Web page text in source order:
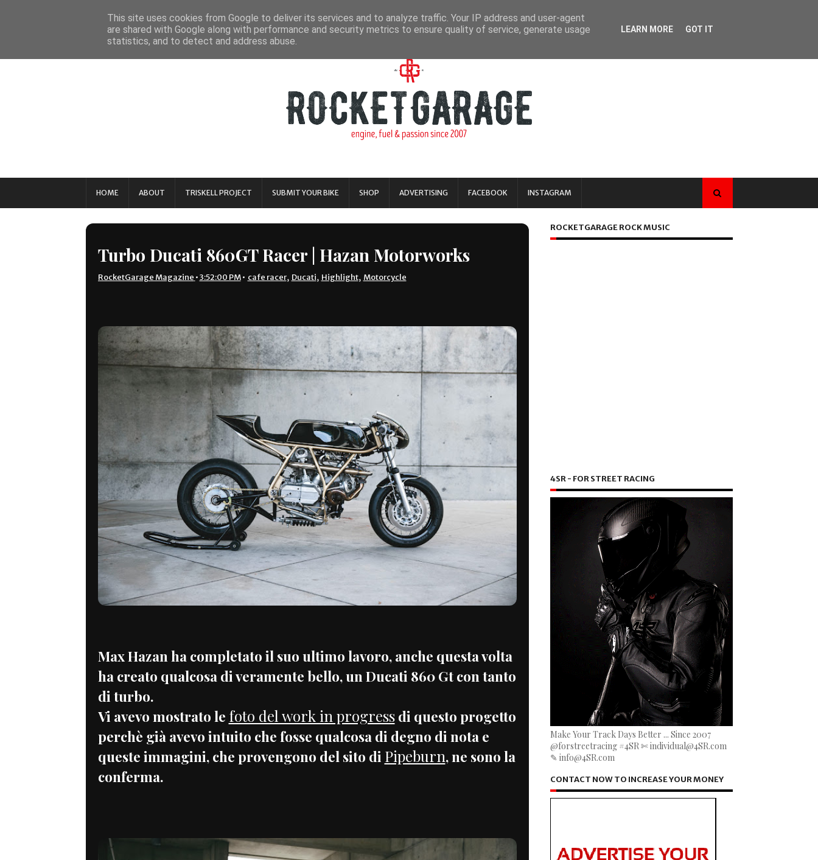
HOME ABOUT TRISKELL PROJECT SUBMIT YOUR BIKE SHOP ADVERTISING FACEBOOK INSTAGRAM
Turbo Ducati 860GT Racer | Hazan Motorworks
RocketGarage Magazine •3:52:00 PM • cafe racer, Ducati, Highlight, Motorcycle
Max Hazan ha completato il suo ultimo lavoro, anche questa volta
ha creato qualcosa di veramente bello, un Ducati 860 Gt con tanto
di turbo.
Vi avevo mostrato le foto del work in progressdi questo progetto
perchè già avevo intuito che fosse qualcosa di degno di nota e
queste immagini, che provengono del sito di Pipeburn, ne sono la
conferma.
ROCKETGARAGE ROCK MUSIC
4SR - FOR STREET RACING
Make Your Track Days Better ... Since 2007
@forstreetracing #4SR ✄ individual@4SR.com
✎ info@4SR.com
CONTACT NOW TO INCREASE YOUR MONEY
This site uses cookies from Google to deliver its services and to analyze traffic. Your IP address and user-agent
are shared with Google along with performance and security metrics to ensure quality of service, generate usage
statistics, and to detect and address abuse.
LEARN MORE GOT IT